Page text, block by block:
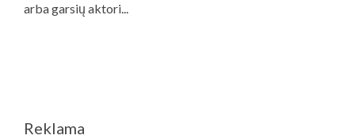
Reklama